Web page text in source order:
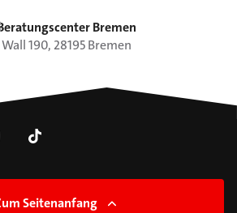
Bremen
190, 28195 Bremen
Seitenanfang